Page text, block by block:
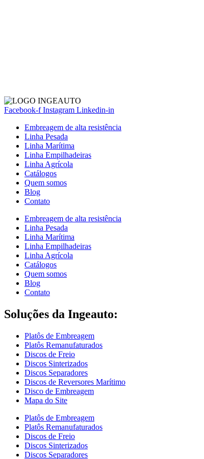
Facebook-f Instagram Linkedin-in
Embreagem de alta resistência
Linha Pesada
Linha Marítima
Linha Empilhadeiras
Linha Agrícola
Catálogos
Quem somos
Blog
Contato
Embreagem de alta resistência
Linha Pesada
Linha Marítima
Linha Empilhadeiras
Linha Agrícola
Catálogos
Quem somos
Blog
Contato
Soluções da Ingeauto:
Platôs de Embreagem
Platôs Remanufaturados
Discos de Freio
Discos Sinterizados
Discos Separadores
Discos de Reversores Marítimo
Disco de Embreagem
Mapa do Site
Platôs de Embreagem
Platôs Remanufaturados
Discos de Freio
Discos Sinterizados
Discos Separadores